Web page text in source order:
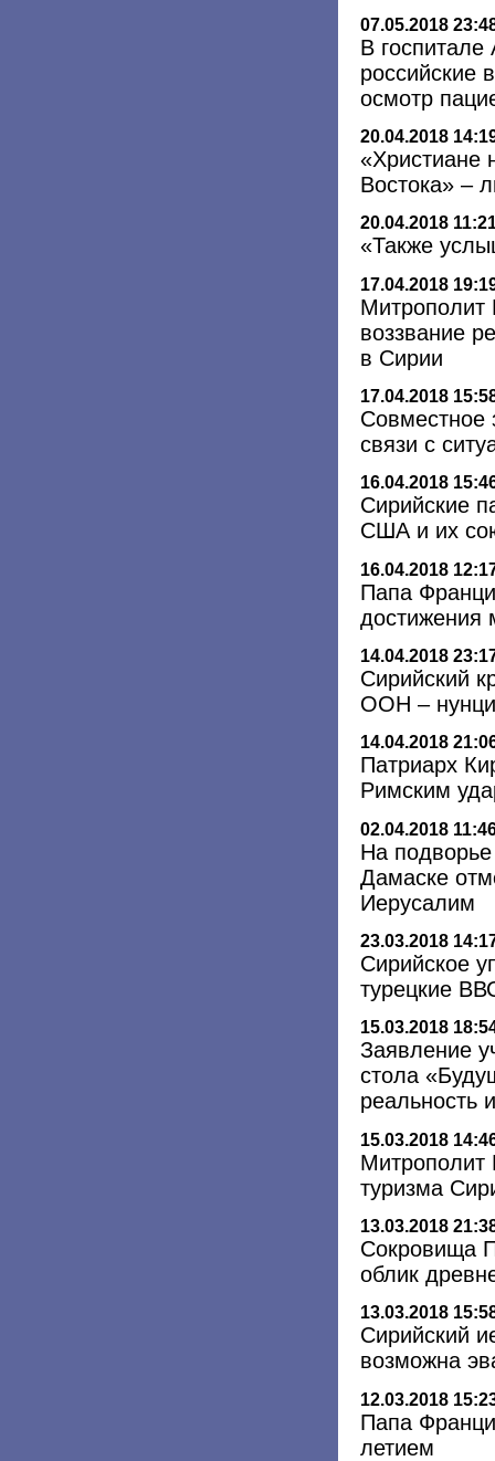
07.05.2018
В
российские
осмотр
20.04.2018
«Христиане
Востока» –
20.04.2018
«Также
17.04.2018
Митрополит
воззвание
в Сирии
17.04.2018
Совместное
связи с
16.04.2018
Сирийские
США и их
16.04.2018
Папа
достижения
14.04.2018
Сирийский
ООН –
14.04.2018
Патриарх
Римским
02.04.2018
На
Дамаске
Иерусалим
23.03.2018
Сирийское
турецкие
15.03.2018
Заявление
стола
реальность
15.03.2018
Митрополит
туризма
13.03.2018
Сокровища
облик
13.03.2018
Сирийский
возможна
12.03.2018
Папа
летием